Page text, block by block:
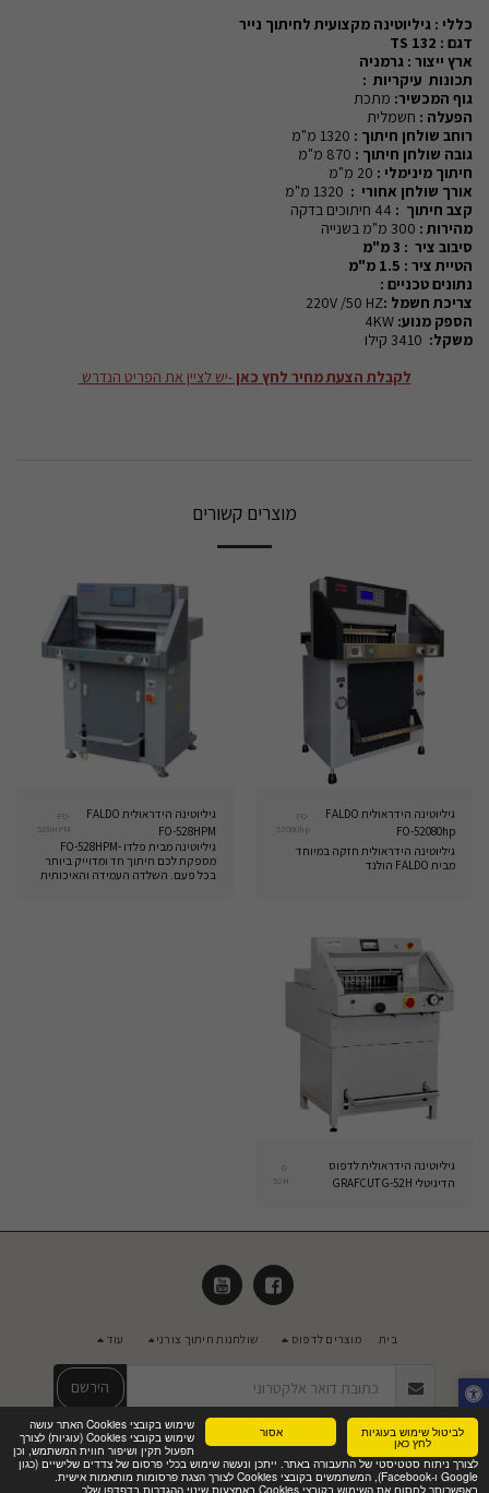
לביטול שימוש בעוגיות
לחץ כאן
אסור
שימוש בקובצי Cookies האתר עושה
שימוש בקובצי Cookies (עוגיות) לצורך
תפעול תקין ושיפור חווית המשתמש, וכן
לצורך ניתוח סטטיסטי של התעבורה באתר. ייתכן ונעשה שימוש בכלי פרסום של צדדים שלישיים (כגון
Google ו-Facebook), המשתמשים בקובצי Cookies לצורך הצגת פרסומות מותאמות אישית.
באפשרותך לחסום את השימוש בקובצי Cookies באמצעות שינוי ההגדרות בדפדפן שלך.
כללי : גיליוטינה מקצועית לחיתוך נייר
דגם : 132
ארץ ייצור : גרמניה
תכונות עיקריות :
גוף המכשיר: מתכת
הפעלה : חשמלית
רוחב שולחן חיתוך : 1320 מ"מ
גובה שולחן חיתוך : 870 מ"מ
חיתוך מינימלי : 20 מ"מ
אורך שולחן אחורי : 1320 מ"מ
קצב חיתוך : 44 חיתוכים בדקה
מהירות : 300 מ"מ בשנייה
סיבוב ציר : 3 מ"מ
הטיית ציר : 1.5 מ"מ
נתונים טכניים :
צריכת חשמל :220V /50 HZ
הספק מנוע: 4KW
משקל:
לקבלת הצעת מחיר לחץ כאן-יש לציין את הפריט הנדרש
מוצרים קשורים
גיליוטינה הידראולית FALDO
FO-52080hp
FO-
52080hp
גיליוטינה הידראולית חזקה במיוחד
מבית FALDO הולנד
גיליוטינה הידראולית FALDO
FO-528HPM
FO-
528HPM
גיליוטינה מבית פלדו -FO-528HPM
מספקת לכם חיתוך חד ומדוייק ביותר
בכל פעם. השלדה העמידה והאיכותית
גיליוטינה הידראולית לדפוס
הדיגיטלי GRAFCUT G-52H
G-
52H
בית מוצרים לדפוס שולחנות חיתוך צורני עוד
הירשם
זכויות יוצרים © 2026 כל הזכויות שמורות -
מאסטר שיווק ויעוץ בע"מ
מדיניות פרטיות|נגישות